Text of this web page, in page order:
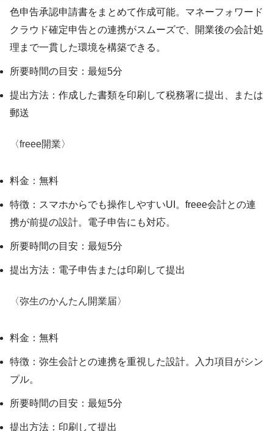
色申告承認申請書をまとめて作成可能。マネーフォワード
クラウド確定申告との連携がスムーズで、開業後の会計処
理まで一貫した環境を構築できる。
所要時間の目安：最短5分
提出方法：作成した書類を印刷して税務署に提出、または
郵送
〈freee開業〉
料金：無料
特徴：スマホからでも操作しやすいUI。freee会計との連
携が前提の設計。電子申告にも対応。
所要時間の目安：最短5分
提出方法：電子申告または印刷して提出
〈弥生のかんたん開業届〉
料金：無料
特徴：弥生会計との連携を重視した設計。入力項目がシン
プル。
所要時間の目安：最短5分
提出方法：印刷して提出